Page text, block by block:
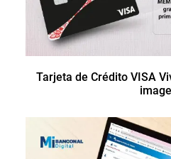
Tarjeta de Crédito VISA